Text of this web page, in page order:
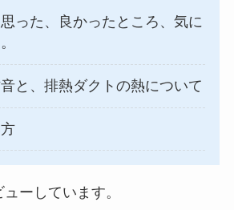
った、良かったところ、気に
と、排熱ダクトの熱について
ーしています。